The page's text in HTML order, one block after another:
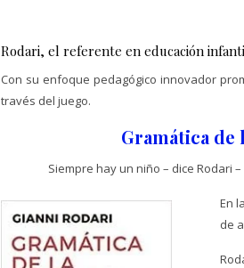
Rodari, el referente en educación
Con su enfoque pedagógico innovador
través del juego.
Gramática de
Siempre hay un niño – dice Rodari
En
de